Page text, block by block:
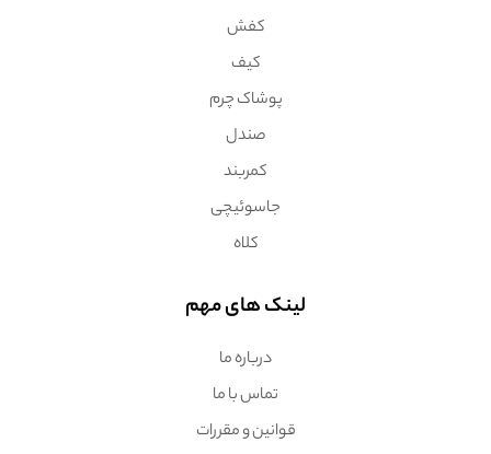
کفش
کیف
پوشاک چرم
صندل
کمربند
جاسوئیچی
کلاه
لینک های مهم
درباره ما
تماس با ما
قوانین و مقررات